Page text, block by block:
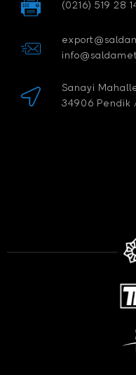
(0216) 519 28
Sanayi
34906 Pendik